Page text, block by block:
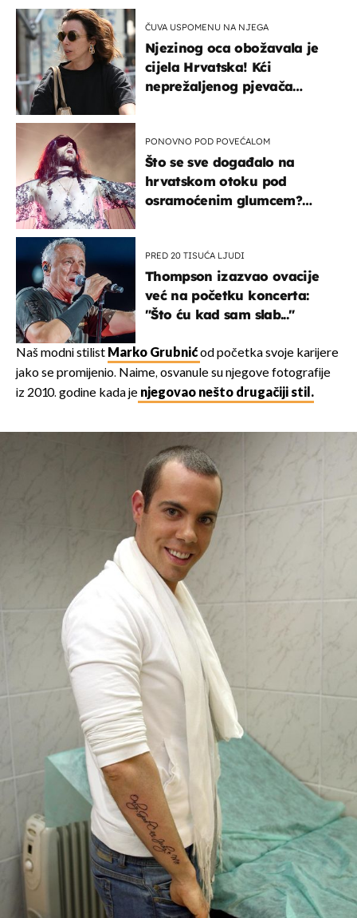
ČUVA USPOMENU NA NJEGA
Njezinog oca obožavala je
cijela Hrvatska! Kći
neprežaljenog pjevača
PONOVNO POD POVEĆALOM
Što se sve događalo na
hrvatskom otoku pod
osramoćenim glumcem?
PRED 20 TISUĆA LJUDI
Thompson izazvao ovacije
već na početku koncerta:
"Što ću kad sam slab..."
Naš modni stilist Marko Grubnićod početka svoje karijere
jako se promijenio. Naime, osvanule su njegove fotografije
iz 2010. godine kada je njegovao nešto drugačiji stil.